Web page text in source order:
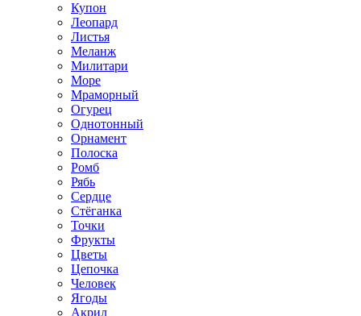
Купон
Леопард
Листья
Меланж
Милитари
Море
Мраморный
Огурец
Однотонный
Орнамент
Полоска
Ромб
Рябь
Сердце
Стёганка
Точки
Фрукты
Цветы
Цепочка
Человек
Ягоды
Акрил